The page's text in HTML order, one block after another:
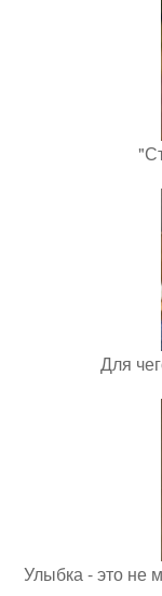
Для
Улыбка - это не